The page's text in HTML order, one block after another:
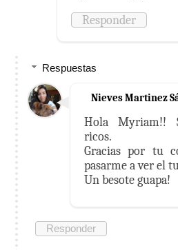
Responder
Respuestas
Nieves Martinez
Hola Myriam!!
ricos.
Gracias por tu
pasarme a ver el
Un besote guapa!
Responder